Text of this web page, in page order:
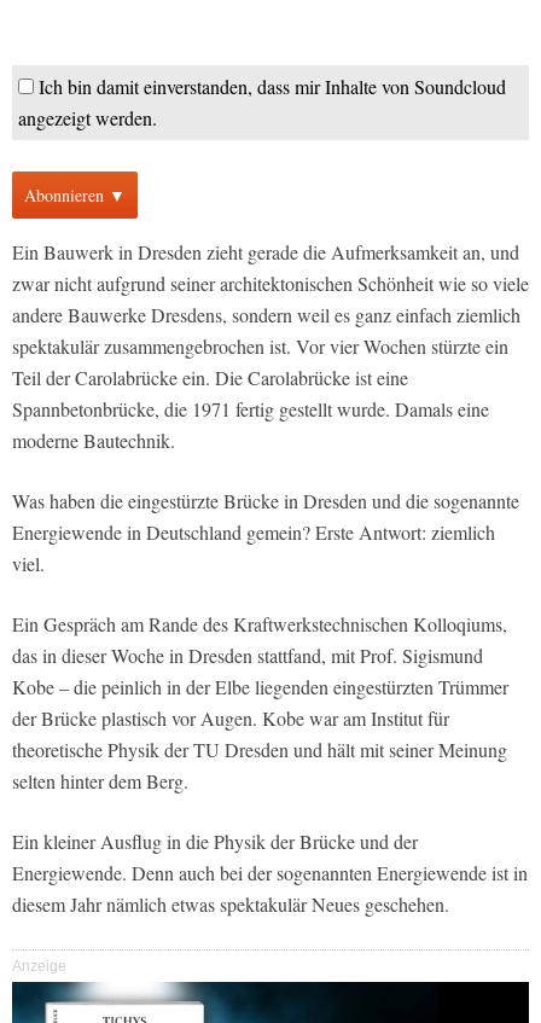
Ich bin damit einverstanden, dass mir Inhalte von Soundcloud
angezeigt werden.
Abonnieren ▼
Ein Bauwerk in Dresden zieht gerade die Aufmerksamkeit an, und
zwar nicht aufgrund seiner architektonischen Schönheit wie so viele
andere Bauwerke Dresdens, sondern weil es ganz einfach ziemlich
spektakulär zusammengebrochen ist. Vor vier Wochen stürzte ein
Teil der Carolabrücke ein. Die Carolabrücke ist eine
Spannbetonbrücke, die 1971 fertig gestellt wurde. Damals eine
moderne Bautechnik.
Was haben die eingestürzte Brücke in Dresden und die sogenannte
Energiewende in Deutschland gemein? Erste Antwort: ziemlich
viel.
Ein Gespräch am Rande des Kraftwerkstechnischen Kolloqiums,
das in dieser Woche in Dresden stattfand, mit Prof. Sigismund
Kobe – die peinlich in der Elbe liegenden eingestürzten Trümmer
der Brücke plastisch vor Augen. Kobe war am Institut für
theoretische Physik der TU Dresden und hält mit seiner Meinung
selten hinter dem Berg.
Ein kleiner Ausflug in die Physik der Brücke und der
Energiewende. Denn auch bei der sogenannten Energiewende ist in
diesem Jahr nämlich etwas spektakulär Neues geschehen.
Anzeige